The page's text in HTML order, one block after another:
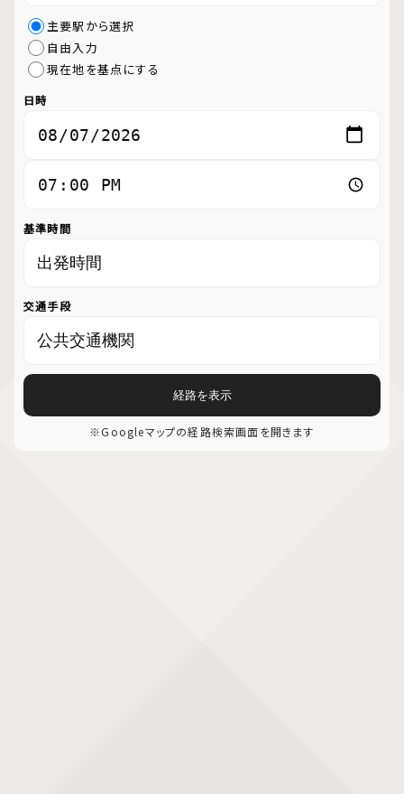
主要駅から選択
自由入力
現在地を基点にする
日時
基準時間
交通手段
経路を表示
※Googleマップの経路検索画面を開きます